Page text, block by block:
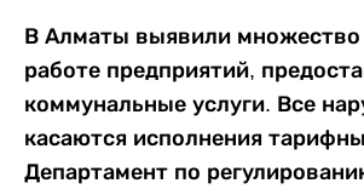
В Алматы выявили
работе предприятий,
коммунальные услуги. Все
касаются исполнения
Департамент по